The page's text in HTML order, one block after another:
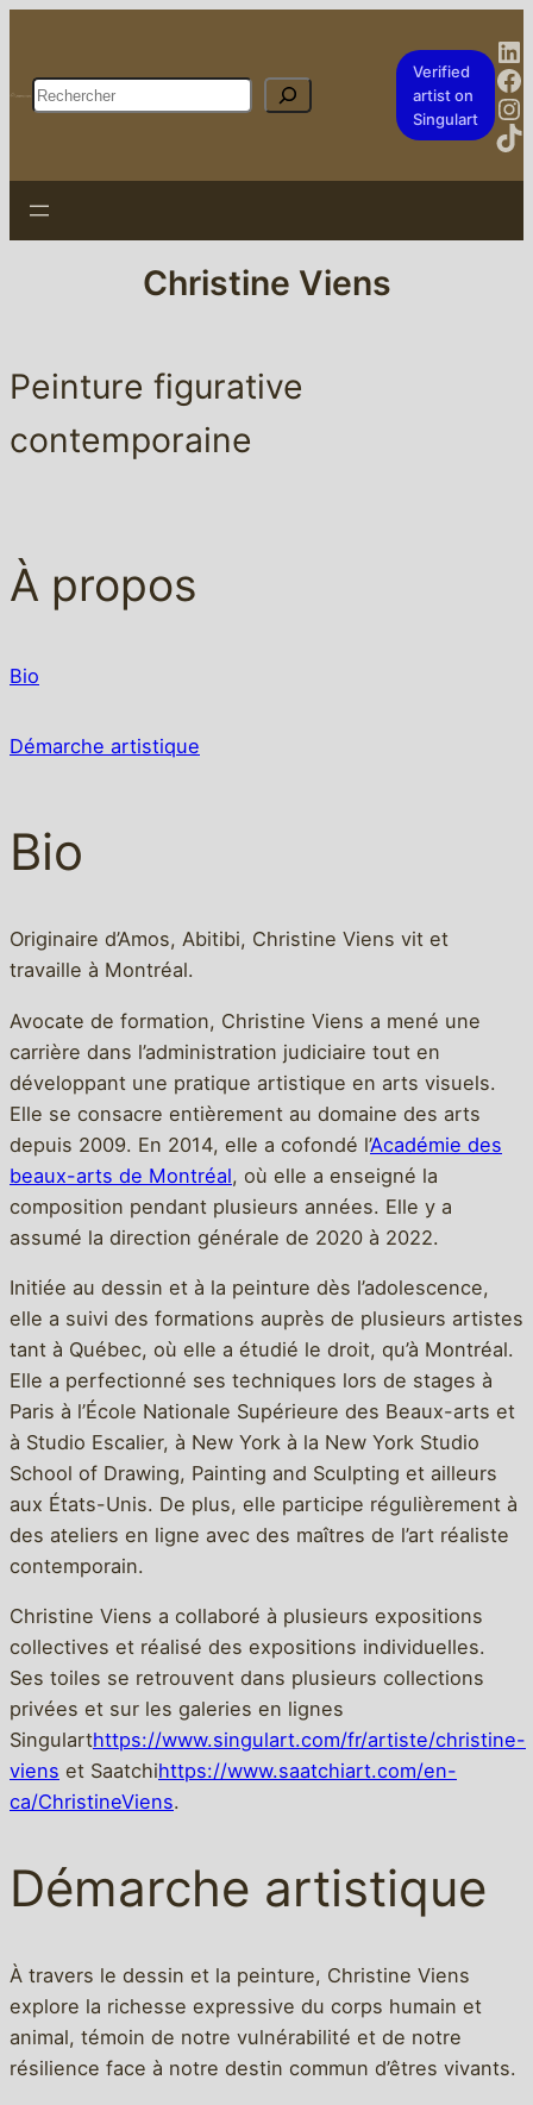
Rechercher
Verified
artist on
Singulart
Christine Viens
Peinture figurative
contemporaine
À propos
Bio
Démarche artistique
Bio
Originaire d’Amos, Abitibi, Christine Viens vit et
travaille à Montréal.
Avocate de formation, Christine Viens a mené une
carrière dans l’administration judiciaire tout en
développant une pratique artistique en arts visuels.
Elle se consacre entièrement au domaine des arts
depuis 2009. En 2014, elle a cofondé l’Académie des
beaux-arts de Montréal, où elle a enseigné la
composition pendant plusieurs années. Elle y a
assumé la direction générale de 2020 à 2022.
Initiée au dessin et à la peinture dès l’adolescence,
elle a suivi des formations auprès de plusieurs artistes
tant à Québec, où elle a étudié le droit, qu’à Montréal.
Elle a perfectionné ses techniques lors de stages à
Paris à l’École Nationale Supérieure des Beaux-arts et
à Studio Escalier, à New York à la New York Studio
School of Drawing, Painting and Sculpting et ailleurs
aux États-Unis. De plus, elle participe régulièrement à
des ateliers en ligne avec des maîtres de l’art réaliste
contemporain.
Christine Viens a collaboré à plusieurs expositions
collectives et réalisé des expositions individuelles.
Ses toiles se retrouvent dans plusieurs collections
privées et sur les galeries en lignes
Singularthttps://www.singulart.com/fr/artiste/christine-
viens et Saatchihttps://www.saatchiart.com/en-
ca/ChristineViens.
Démarche artistique
À travers le dessin et la peinture, Christine Viens
explore la richesse expressive du corps humain et
animal, témoin de notre vulnérabilité et de notre
résilience face à notre destin commun d’êtres vivants.